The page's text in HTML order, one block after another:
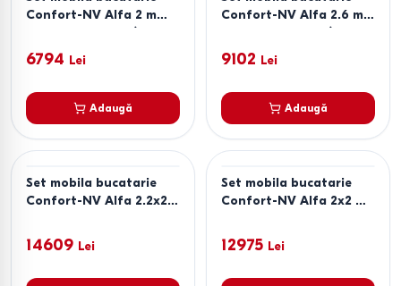
Confort-NV Alfa 2 m
Nymphaea Alba / Clay
Grey
6794 Lei
Adaugă
Confort-NV Alfa 2.6 m
Nymphaea Alba / Satin
9102 Lei
Adaugă
Set mobila bucatarie
Confort-NV Alfa 2.2x2.2
14609 Lei
Set mobila bucatarie
Confort-NV Alfa 2x2 m
12975 Lei